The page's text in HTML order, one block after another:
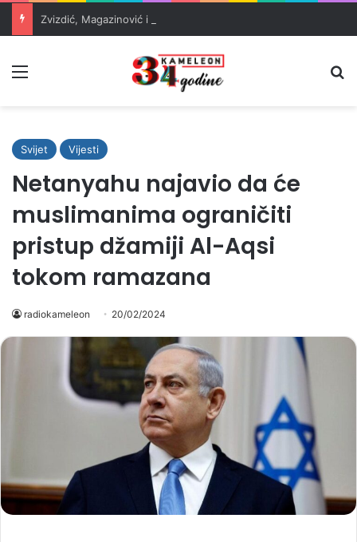
Svijet Vijesti
Netanyahu najavio da će
muslimanima ograničiti
pristup džamiji Al-Aqsi
tokom ramazana
radiokameleon 20/02/2024